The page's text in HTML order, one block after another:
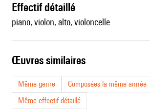
effectif détaillé
piano, violon, alto, violoncelle
œuvres similaires
Même genre
Composées la même année
Même effectif détaillé